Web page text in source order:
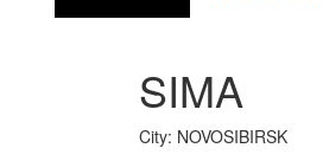
SIMA
City: NOVOSIBIRSK